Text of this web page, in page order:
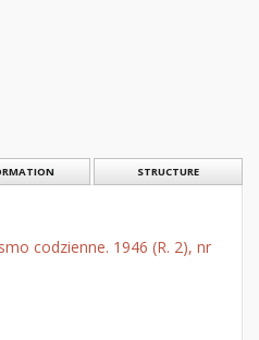
STRUCTURE
codzienne. 1946 (R. 2), nr